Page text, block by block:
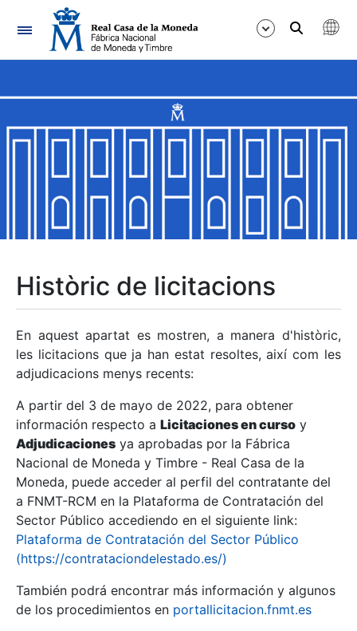
Navegació
Mostra/Amaga
Mostra/Amaga
Mostra/Amaga
Mostra/Amaga
Mostra/Amaga
Històric de licitacions
En aquest apartat es mostren, a manera d'històric,
les licitacions que ja han estat resoltes, així com les
adjudicacions menys recents:
A partir del 3 de mayo de 2022, para obtener
información respecto a Licitaciones en curso y
Adjudicaciones ya aprobadas por la Fábrica
Nacional de Moneda y Timbre - Real Casa de la
Moneda, puede acceder al perfil del contratante del
a FNMT-RCM en la Plataforma de Contratación del
Sector Público accediendo en el siguiente link:
Plataforma de Contratación del Sector Público
(https://contrataciondelestado.es/)
También podrá encontrar más información y algunos
de los procedimientos en portallicitacion.fnmt.es